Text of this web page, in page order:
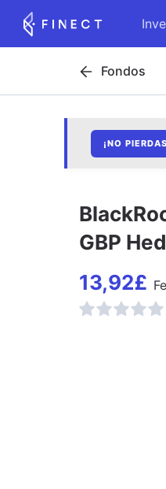
Fondos
¡NO
GBP
13,92£